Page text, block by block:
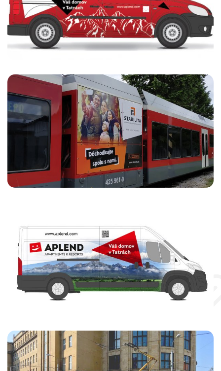
POLEP NA VLAK V TATRÁCH
PRE STABILITU
CELOPOLEP FIREMNÉHO AUTA
APLEND
Stabilita
REKLAMNÉ POLEPY MHD